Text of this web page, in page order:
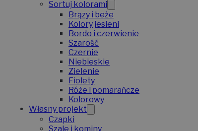
Sortuj kolorami
Brązy i beże
Kolory jesieni
Bordo i czerwienie
Szarość
Czernie
Niebieskie
Zielenie
Fiolety
Róże i pomarańcze
Kolorowy
Własny projekt
Czapki
Szale i kominy